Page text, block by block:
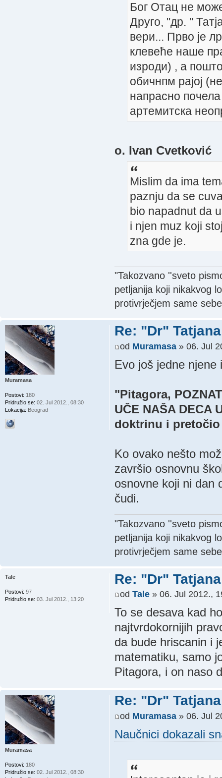
Бог Отац не
Друго, "др. "
вери... Прво је
клевеће наше
изроди) , а
обичнпм рајој
напрасно почела
артемитска
o. Ivan Cvetković
Mislim da ima
paznju da se
bio napadnut da
i njen muz koji
zna gde je.
"Takozvano ''sveto
petljanija koji nikakvog
protivrječjem same
Re: "Dr"
od Muramasa» 06. Jul
Evo još jedne njene
"Pitagora,
UČE NAŠA DECA
doktrinu i
Ko ovako nešto
završio osnovnu
osnovne koji ni dan
čudi.
"Takozvano ''sveto
petljanija koji nikakvog
protivrječjem same
Muramasa
Postovi: 180
Pridružio se: 02. Jul 2012., 08:30
Lokacija: Beograd
Re: "Dr"
od Tale» 06. Jul 2012.,
To se desava kad
najtvrdokornijih
da bude hriscanin i
matematiku, samo
Pitagora, i on naso
Tale
Postovi: 97
Pridružio se: 03. Jul 2012., 13:20
Re: "Dr"
od Muramasa» 06. Jul
Naučnici dokazali
Muramasa
Postovi: 180
Pridružio se: 02. Jul 2012., 08:30